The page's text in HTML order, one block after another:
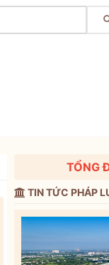
TỔNG
TIN TỨC PHÁP